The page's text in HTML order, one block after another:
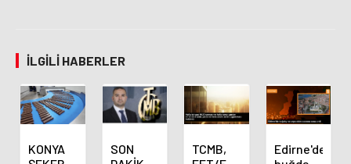
İLGILI HABERLER
KONYA
SON
TCMB,
Edirne'de